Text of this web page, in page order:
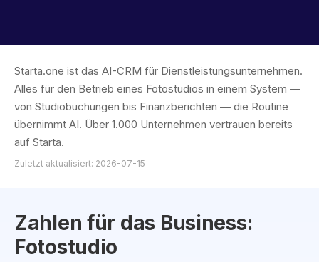
Starta.one ist das AI-CRM für Dienstleistungsunternehmen.
Alles für den Betrieb eines Fotostudios in einem System —
von Studiobuchungen bis Finanzberichten — die Routine
übernimmt AI. Über 1.000 Unternehmen vertrauen bereits
auf Starta.
Zuletzt aktualisiert: 2026-07-15
Zahlen für das Business:
Fotostudio